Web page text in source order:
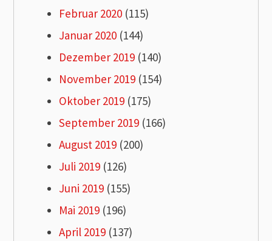
Februar 2020 (115)
Januar 2020 (144)
Dezember 2019 (140)
November 2019 (154)
Oktober 2019 (175)
September 2019 (166)
August 2019 (200)
Juli 2019 (126)
Juni 2019 (155)
Mai 2019 (196)
April 2019 (137)